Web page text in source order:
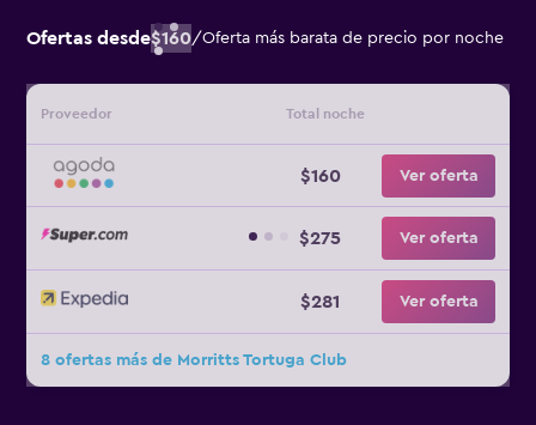
Ofertas desde$160/Oferta más barata de precio por noche
Proveedor Total noche
$160 Ver oferta
$275 Ver oferta
$281 Ver oferta
8 ofertas más de Morritts Tortuga Club